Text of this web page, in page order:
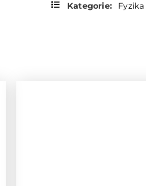
Kategorie: